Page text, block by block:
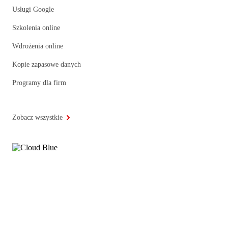
Usługi Google
Szkolenia online
Wdrożenia online
Kopie zapasowe danych
Programy dla firm
Zobacz wszystkie